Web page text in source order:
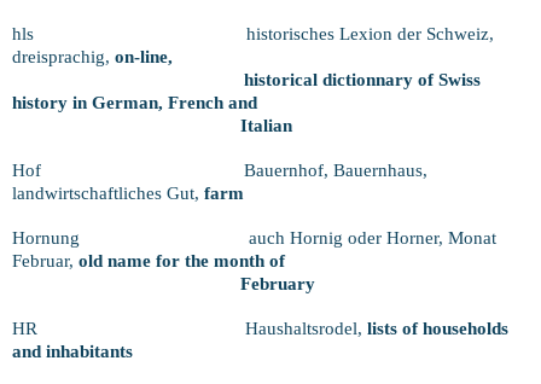
hls
historisches Lexion der Schweiz,
dreisprachig, on-line,
historical dictionnary of Swiss
history in German, French and
Italian
Hof
Bauernhof, Bauernhaus,
landwirtschaftliches Gut, farm
Hornung
auch Hornig oder Horner, Monat
Februar, old name for the month of
February
HR Haushaltsrodel, lists of households
and inhabitants